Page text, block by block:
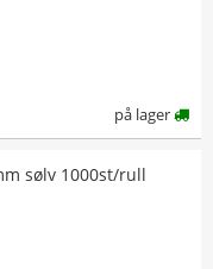
på lager
sølv 1000st/rull